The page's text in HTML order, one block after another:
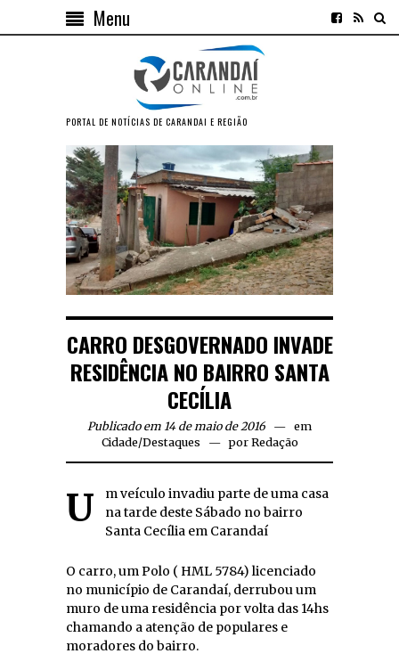
Menu
PORTAL DE NOTÍCIAS DE CARANDAI E REGIÃO
CARRO DESGOVERNADO INVADE
RESIDÊNCIA NO BAIRRO SANTA
CECÍLIA
Publicado em 14 de maio de 2016
em
Cidade/Destaques por Redação
Um veículo invadiu parte de uma casa
na tarde deste Sábado no bairro
Santa Cecília em Carandaí
O carro, um Polo ( HML 5784) licenciado
no município de Carandaí, derrubou um
muro de uma residência por volta das 14hs
chamando a atenção de populares e
moradores do bairro.